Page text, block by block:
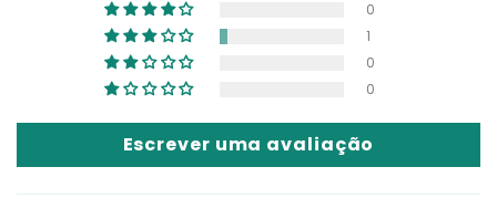
0
1
0
0
Escrever uma avaliação